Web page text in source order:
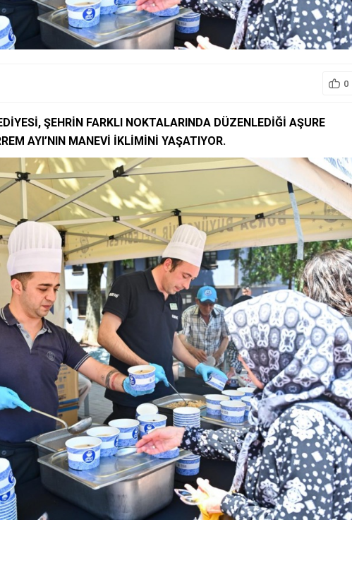
0
ŞEHRİN FARKLI NOKTALARINDA DÜZENLEDİĞİ AŞURE
AYI’NIN MANEVİ İKLİMİNİ YAŞATIYOR.